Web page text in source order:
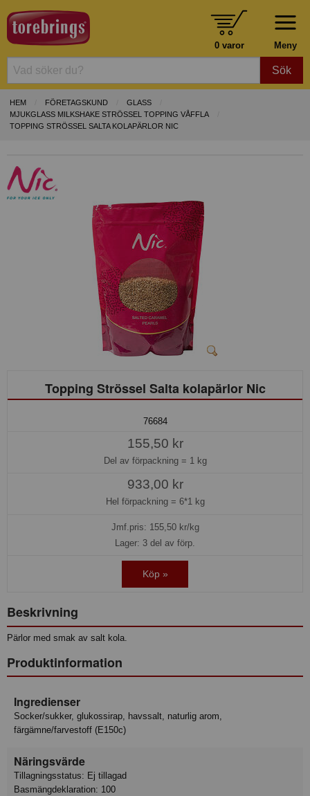
Meny
0 varor
Sök
HEM FÖRETAGSKUND
GLASS
MJUKGLASS MILKSHAKE STRÖSSEL TOPPING VÅFFLA
TOPPING STRÖSSEL SALTA KOLAPÄRLOR NIC
Topping Strössel Salta kolapärlor Nic
76684
155,50 kr
Del av förpackning = 1 kg
933,00 kr
Hel förpackning = 6*1 kg
Jmf.pris: 155,50kr/kg
Lager: 3 del av förp.
Köp »
Beskrivning
Pärlor med smak av salt kola.
Produktinformation
Ingredienser
Socker/sukker, glukossirap, havssalt, naturlig arom,
färgämne/farvestoff (E150c)
Näringsvärde
Tillagningsstatus: Ej tillagad
Basmängdeklaration: 100